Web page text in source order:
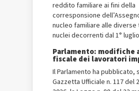
reddito familiare ai fini della
corresponsione
nucleo familiare alle
nuclei decorrenti dal 1°
Parlamento: modifiche
fiscale dei lavoratori
Il Parlamento ha pubblicato,
Gazzetta Ufficiale n. 117 del